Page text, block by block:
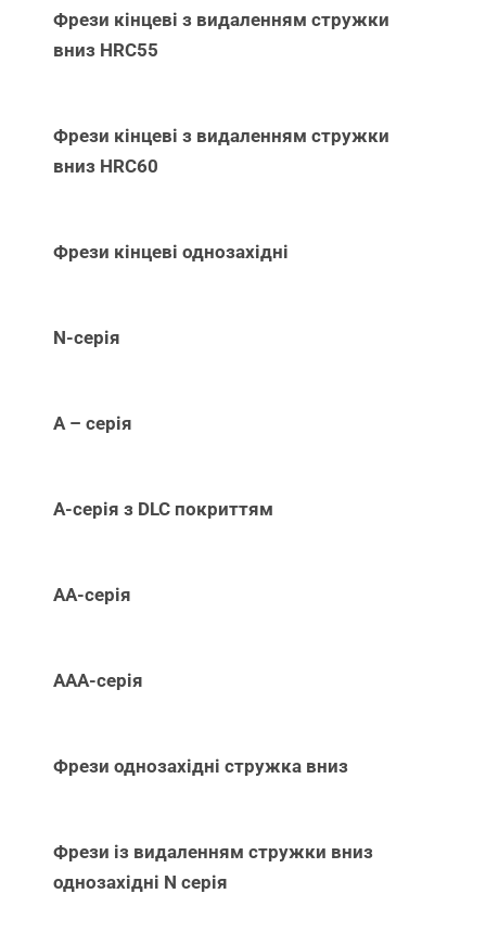
Фрези кінцеві з видаленням стружки
вниз НRC55
Фрези кінцеві з видаленням стружки
вниз НRC60
Фрези кінцеві однозахідні
N-серія
А – серія
А-серія з DLC покриттям
АА-серія
ААА-серія
Фрези однозахідні стружка вниз
Фрези із видаленням стружки вниз
однозахідні N серія